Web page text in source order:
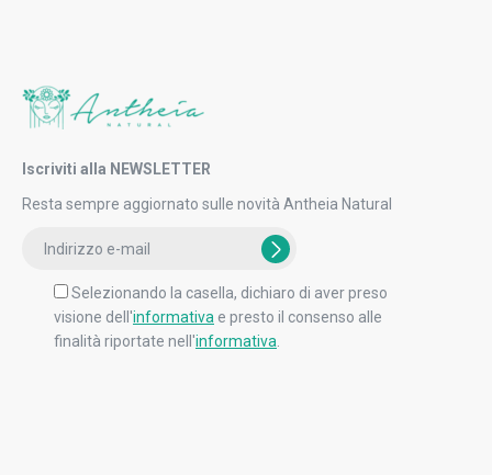
Iscriviti alla NEWSLETTER
Resta sempre aggiornato sulle novità Antheia Natural
Selezionando la casella, dichiaro di aver preso
visione dell'informativa e presto il consenso alle
finalità riportate nell'informativa.